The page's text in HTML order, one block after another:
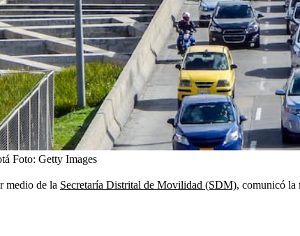
Foto: Getty Images
medio de la Secretaría Distrital de Movilidad (SDM), comunicó la